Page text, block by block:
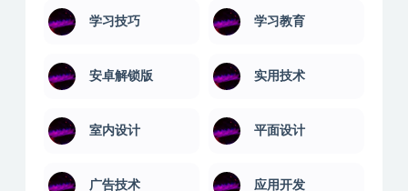
学习技巧 学习教育
安卓解锁版 实用技术
室内设计 平面设计
广告技术 应用开发